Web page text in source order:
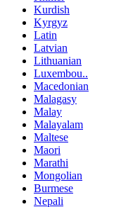
Kurdish
Kyrgyz
Latin
Latvian
Lithuanian
Luxembou..
Macedonian
Malagasy
Malay
Malayalam
Maltese
Maori
Marathi
Mongolian
Burmese
Nepali